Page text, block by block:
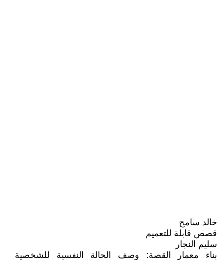
خالد سامح
قصص قابلة للتعميم
سليم النجار
بناء معمار القصة: وصف الحالة النفسية للشخصية